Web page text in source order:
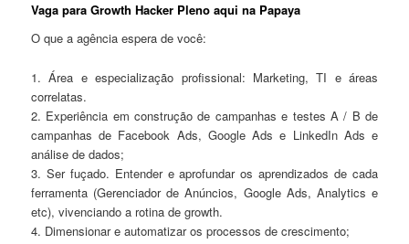
Vaga para Growth Hacker Pleno aqui na Papaya
O que a agência espera de você:
1. Área e especialização profissional: Marketing, TI e áreas
correlatas.
2. Experiência em construção de campanhas e testes A / B de
campanhas de Facebook Ads, Google Ads e LinkedIn Ads e
análise de dados;
3. Ser fuçado. Entender e aprofundar os aprendizados de cada
ferramenta (Gerenciador de Anúncios, Google Ads, Analytics e
etc), vivenciando a rotina de growth.
4. Dimensionar e automatizar os processos de crescimento;